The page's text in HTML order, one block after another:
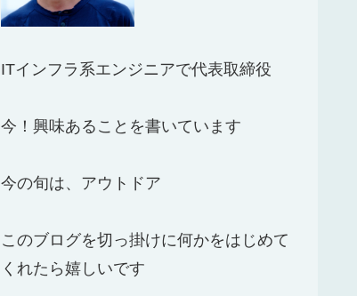
ITインフラ系エンジニアで代表取締役
今！興味あることを書いています
今の旬は、アウトドア
このブログを切っ掛けに何かをはじめて
くれたら嬉しいです